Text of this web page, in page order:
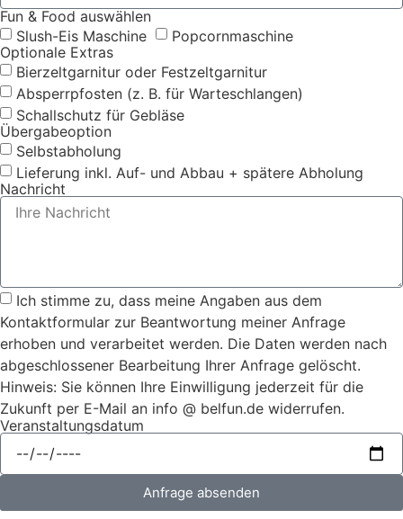
Fun & Food auswählen
Slush-Eis Maschine
Popcornmaschine
Optionale Extras
Bierzeltgarnitur oder Festzeltgarnitur
Absperrpfosten (z. B. für Warteschlangen)
Schallschutz für Gebläse
Übergabeoption
Selbstabholung
Lieferung inkl. Auf- und Abbau + spätere Abholung
Nachricht
Ich stimme zu, dass meine Angaben aus dem
Kontaktformular zur Beantwortung meiner Anfrage
erhoben und verarbeitet werden. Die Daten werden nach
abgeschlossener Bearbeitung Ihrer Anfrage gelöscht.
Hinweis: Sie können Ihre Einwilligung jederzeit für die
Zukunft per E-Mail an info @ belfun.de widerrufen.
Veranstaltungsdatum
Anfrage absenden